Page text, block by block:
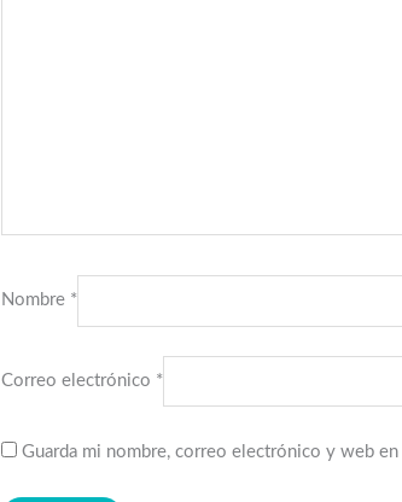
Nombre *
Correo electrónico *
Guarda mi nombre, correo electrónico y web